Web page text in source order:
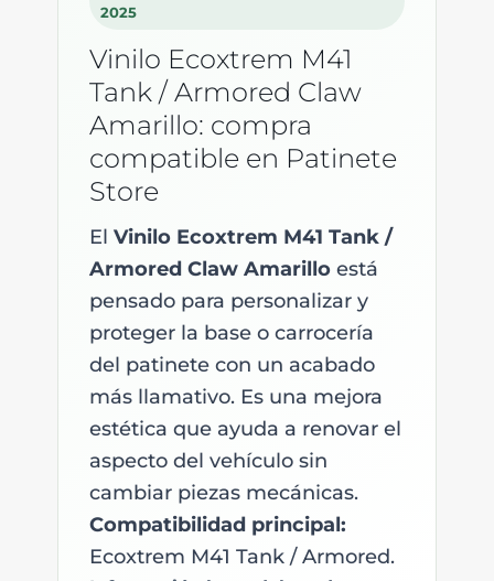
2025
Vinilo Ecoxtrem M41
Tank / Armored Claw
Amarillo: compra
compatible en Patinete
Store
El Vinilo Ecoxtrem M41 Tank /
Armored Claw Amarilloestá
pensado para personalizar y
proteger la base o carrocería
del patinete con un acabado
más llamativo. Es una mejora
estética que ayuda a renovar el
aspecto del vehículo sin
cambiar piezas mecánicas.
Compatibilidad principal:
Ecoxtrem M41 Tank / Armored.